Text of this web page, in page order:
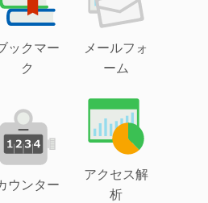
ックマー
ク
メールフォ
ーム
ウンター
アクセス解
析